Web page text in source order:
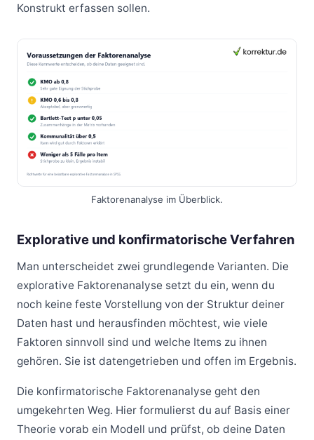
Konstrukt erfassen sollen.
Faktorenanalyse im Überblick.
Explorative und konfirmatorische Verfahren
Man unterscheidet zwei grundlegende Varianten. Die
explorative Faktorenanalyse setzt du ein, wenn du
noch keine feste Vorstellung von der Struktur deiner
Daten hast und herausfinden möchtest, wie viele
Faktoren sinnvoll sind und welche Items zu ihnen
gehören. Sie ist datengetrieben und offen im Ergebnis.
Die konfirmatorische Faktorenanalyse geht den
umgekehrten Weg. Hier formulierst du auf Basis einer
Theorie vorab ein Modell und prüfst, ob deine Daten